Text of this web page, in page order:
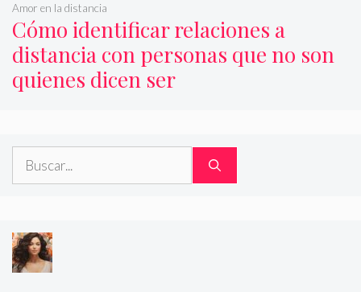
Cómo identificar relaciones a
distancia con personas que no son
quienes dicen ser
Amor en la distancia
Buscar: